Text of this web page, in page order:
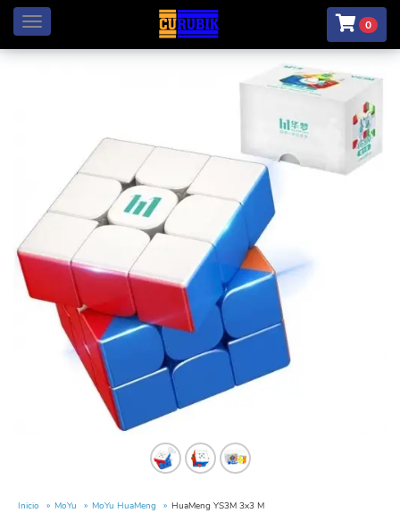
Menú 0
Inicio MoYu MoYu HuaMeng HuaMeng YS3M 3x3 M